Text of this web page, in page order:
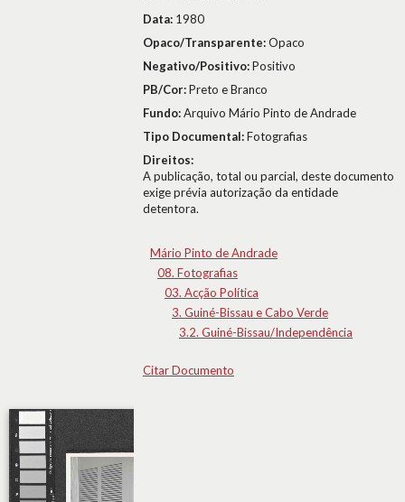
Data: 1980
Opaco/Transparente:Opaco
Negativo/Positivo:Positivo
PB/Cor:Preto e Branco
Fundo:Arquivo Mário Pinto de Andrade
Tipo Documental:Fotografias
Direitos:
A publicação, total ou parcial, deste documento
exige prévia autorização da entidade
detentora.
Mário Pinto de Andrade
08. Fotografias
03. Acção Política
3. Guiné-Bissau e Cabo Verde
3.2. Guiné-Bissau/Independência
Citar Documento